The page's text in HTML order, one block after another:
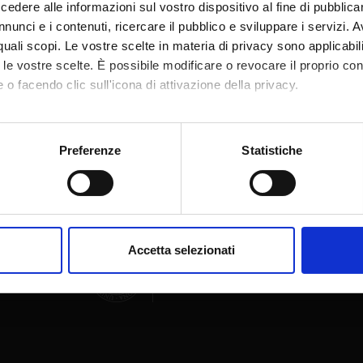
alle informazioni sul vostro dispositivo al fine di
e i contenuti, ricercare il pubblico e sviluppare i servizi.
scopi. Le vostre scelte in materia di privacy sono
vostre scelte. È possibile modificare o revocare il proprio
o facendo clic sull'icona di attivazione della privacy.
anche:
sulla tua posizione geografica, con un'approssimazione di
in qualsiasi momento dalla Dichiarazione sui cookie.
e social media, i quali potrebbero combinarle con altre
dei loro servizi.
Preferenze Statistiche
Accetta selezionati